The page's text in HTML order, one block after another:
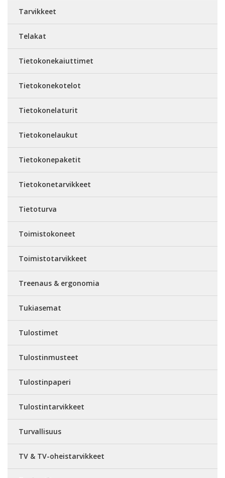
Tarvikkeet
Telakat
Tietokonekaiuttimet
Tietokonekotelot
Tietokonelaturit
Tietokonelaukut
Tietokonepaketit
Tietokonetarvikkeet
Tietoturva
Toimistokoneet
Toimistotarvikkeet
Treenaus & ergonomia
Tukiasemat
Tulostimet
Tulostinmusteet
Tulostinpaperi
Tulostintarvikkeet
Turvallisuus
TV & TV-oheistarvikkeet